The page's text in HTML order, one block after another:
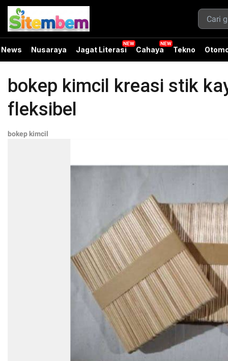
News Nusaraya Jagat Literasi Cahaya Tekno
bokep kimcil kreasi stik
fleksibel
bokep kimcil